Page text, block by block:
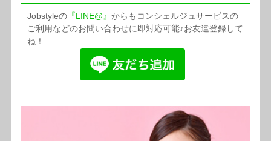
Jobstyleの 『LINE@』からもコンシェルジュサービスの
ご利用などのお問い合わせに即対応可能♪お友達登録して
ね！